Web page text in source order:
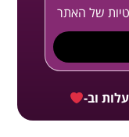
של האתר
וב-